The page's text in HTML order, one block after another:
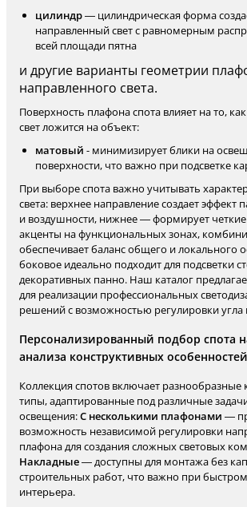
цилиндр— цилиндрическая форма
направленный свет с равномерным
всей площади пятна
и другие варианты геометрии
направленного света.
Поверхность плафона спота влияет на то,
свет ложится на объект:
матовый - минимизирует блики на
поверхности, что важно при подсветке
При выборе спота важно учитывать
света: верхнее направление создает эффект
и воздушности, нижнее — формирует четкие
акценты на функциональных зонах,
обеспечивает баланс общего и локального
боковое идеально подходит для подсветки
декоративных панно. Наш каталог
для реализации профессиональных
решений с возможностью регулировки угла
Персонализированный подбор спота
анализа конструктивных особенностей
Коллекция спотов включает разнообразные
типы, адаптированные под различные
освещения:С несколькими плафонами —
возможность независимой регулировки
плафона для создания сложных световых
Накладные— доступны для монтажа без
строительных работ, что важно при
интерьера.